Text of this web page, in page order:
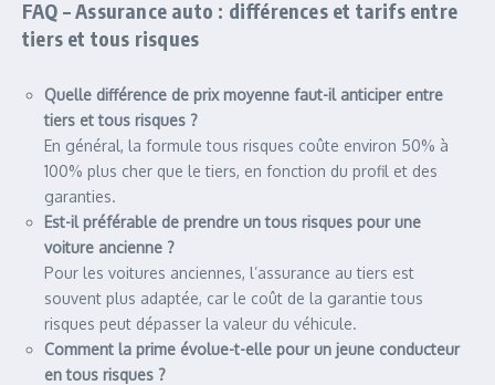
FAQ – Assurance auto : différences et tarifs entre
tiers et tous risques
Quelle différence de prix moyenne faut-il anticiper entre
tiers et tous risques ?
En général, la formule tous risques coûte environ 50% à
100% plus cher que le tiers, en fonction du profil et des
garanties.
Est-il préférable de prendre un tous risques pour une
voiture ancienne ?
Pour les voitures anciennes, l’assurance au tiers est
souvent plus adaptée, car le coût de la garantie tous
risques peut dépasser la valeur du véhicule.
Comment la prime évolue-t-elle pour un jeune conducteur
en tous risques ?